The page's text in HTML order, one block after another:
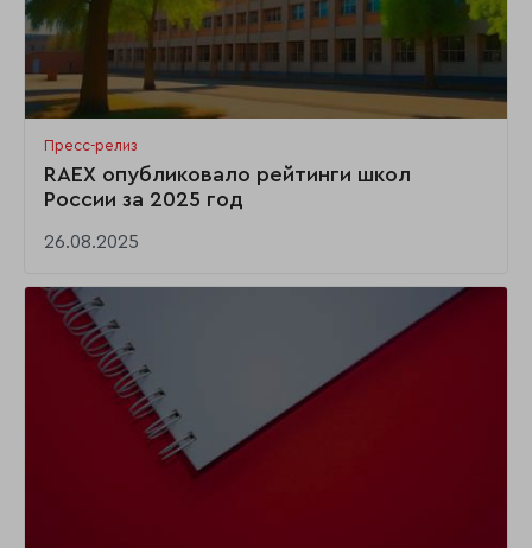
Пресс-релиз
RAEX опубликовало рейтинги школ
России за 2025 год
26.08.2025